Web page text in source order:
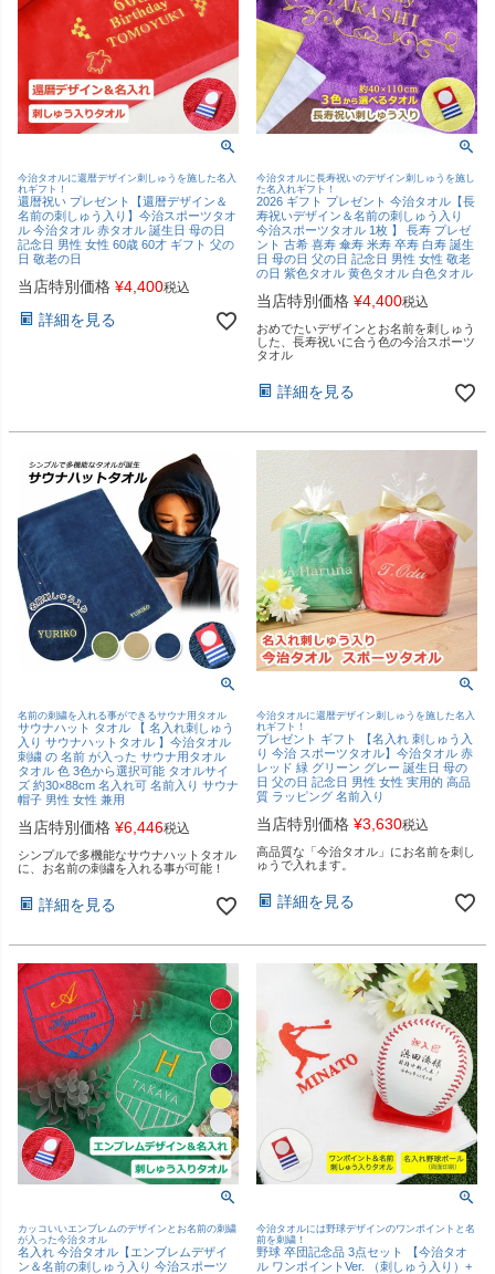
今治タオルに還暦デザイン刺しゅうを施した名入
れギフト！
還暦祝い プレゼント【還暦デザイン＆
名前の刺しゅう入り】今治スポーツタオ
ル 今治タオル 赤タオル 誕生日 母の日
記念日 男性 女性 60歳 60才 ギフト 父の
日 敬老の日
当店特別価格 ¥4,400税込
詳細を見る
今治タオルに長寿祝いのデザイン刺しゅうを施し
た名入れギフト！
2026 ギフト プレゼント 今治タオル【長
寿祝いデザイン＆名前の刺しゅう入り
今治スポーツタオル 1枚 】 長寿 プレゼ
ント 古希 喜寿 傘寿 米寿 卒寿 白寿 誕生
日 母の日 父の日 記念日 男性 女性 敬老
の日 紫色タオル 黄色タオル 白色タオル
当店特別価格 ¥4,400税込
おめでたいデザインとお名前を刺しゅう
した、長寿祝いに合う色の今治スポーツ
タオル
詳細を見る
名前の刺繍を入れる事ができるサウナ用タオル
サウナハット タオル 【 名入れ刺しゅう
入り サウナハットタオル 】今治タオル
刺繍 の 名前 が入った サウナ用タオル
タオル 色 3色から選択可能 タオルサイ
ズ 約30×88cm 名入れ可 名前入り サウナ
帽子 男性 女性 兼用
当店特別価格 ¥6,446税込
シンプルで多機能なサウナハットタオル
に、お名前の刺繍を入れる事が可能！
詳細を見る
今治タオルに還暦デザイン刺しゅうを施した名入
れギフト！
プレゼント ギフト 【名入れ 刺しゅう入
り 今治 スポーツタオル】今治タオル 赤
レッド 緑 グリーン グレー 誕生日 母の
日 父の日 記念日 男性 女性 実用的 高品
質 ラッピング 名前入り
当店特別価格 ¥3,630税込
高品質な「今治タオル」にお名前を刺し
ゅうで入れます。
詳細を見る
カッコいいエンブレムのデザインとお名前の刺繍
が入った今治タオル
名入れ 今治タオル【エンブレムデザイ
ン＆名前の刺しゅう入り 今治スポーツ
今治タオルには野球デザインのワンポイントと名
前を刺繍！
野球 卒団記念品 3点セット 【今治タオ
ル ワンポイントVer. （刺しゅう入り）+